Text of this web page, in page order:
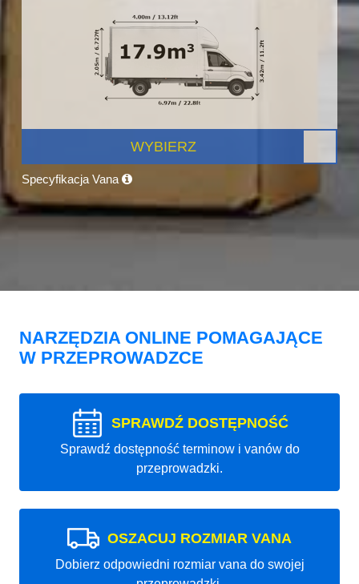
WYBIERZ
Specyfikacja Vana
NARZĘDZIA ONLINE POMAGAJĄCE
W PRZEPROWADZCE
SPRAWDŹ DOSTĘPNOŚĆ
Sprawdź dostępność terminow i vanów do
przeprowadzki.
OSZACUJ ROZMIAR VANA
Dobierz odpowiedni rozmiar vana do swojej